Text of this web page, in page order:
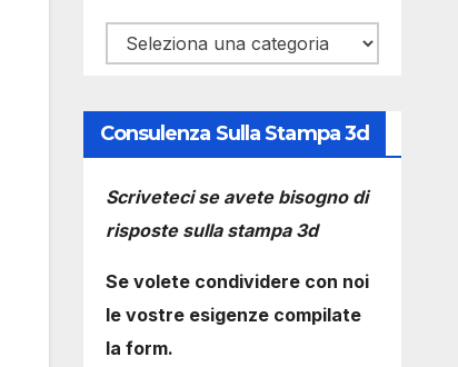
Categorie
Consulenza Sulla Stampa 3d
Scriveteci se avete bisogno di
risposte sulla stampa 3d
Se volete condividere con noi
le vostre esigenze compilate
la form.